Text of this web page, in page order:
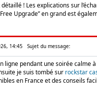
! Les explications sur
Free Upgrade” en grand est
14:45 Sujet du message:
ligne pendant une soirée calme
je suis tombé sur rockstar
en France et des conseils